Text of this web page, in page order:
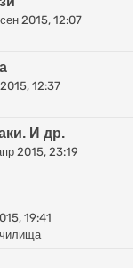
2015, 12:07
12:37
И др.
2015, 23:19
19:41